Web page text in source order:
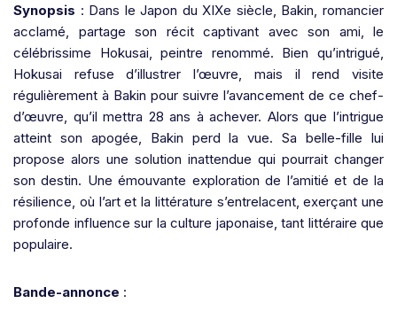
Synopsis : Dans le Japon du XIXe siècle, Bakin, romancier
acclamé, partage son récit captivant avec son ami, le
célébrissime Hokusai, peintre renommé. Bien qu’intrigué,
Hokusai refuse d’illustrer l’œuvre, mais il rend visite
régulièrement à Bakin pour suivre l’avancement de ce chef-
d’œuvre, qu’il mettra 28 ans à achever. Alors que l’intrigue
atteint son apogée, Bakin perd la vue. Sa belle-fille lui
propose alors une solution inattendue qui pourrait changer
son destin. Une émouvante exploration de l’amitié et de la
résilience, où l’art et la littérature s’entrelacent, exerçant une
profonde influence sur la culture japonaise, tant littéraire que
populaire.
Bande-annonce :